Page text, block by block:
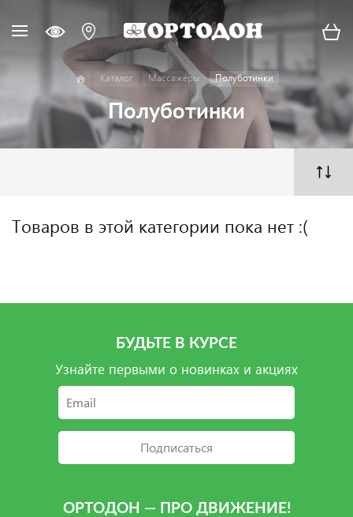
Каталог Массажёры Полуботинки
Полуботинки
Товаров в этой категории пока нет :(
БУДЬТЕ В КУРСЕ
Узнайте первыми о новинках и акциях
Подписаться
ОРТОДОН — ПРО ДВИЖЕНИЕ!